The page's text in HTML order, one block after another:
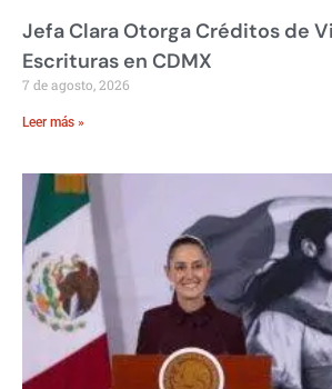
Jefa Clara Otorga Créditos de
Escrituras en CDMX
7 de agosto, 2026
Leer más »